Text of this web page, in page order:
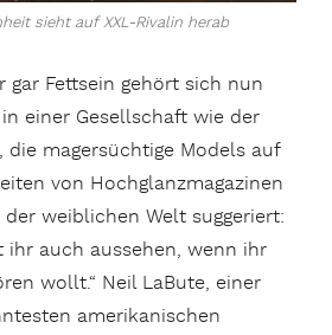
sieht auf XXL-Rivalin herab
gar Fettsein gehört sich nun
einer Gesellschaft wie der
die magersüchtige Models auf
von Hochglanzmagazinen
weiblichen Welt suggeriert:
ihr auch aussehen, wenn ihr
wollt.“ Neil LaBute, einer
amerikanischen